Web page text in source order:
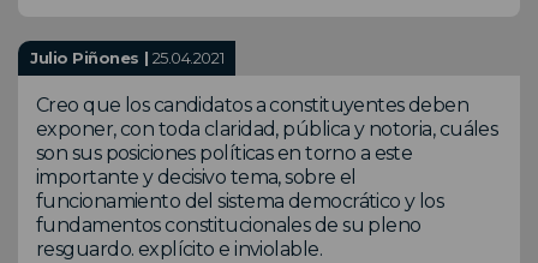
Julio Piñones | 25.04.2021
Creo que los candidatos a constituyentes deben
exponer, con toda claridad, pública y notoria, cuáles
son sus posiciones políticas en torno a este
importante y decisivo tema, sobre el
funcionamiento del sistema democrático y los
fundamentos constitucionales de su pleno
resguardo. explícito e inviolable.